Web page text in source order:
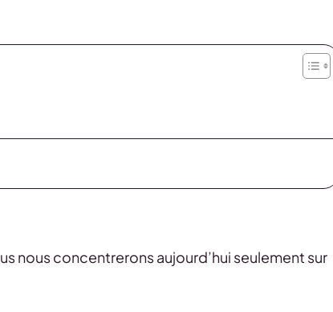
nous concentrerons aujourd’hui seulement sur